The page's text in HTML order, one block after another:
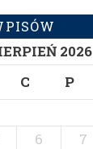
2026
C P
6 7